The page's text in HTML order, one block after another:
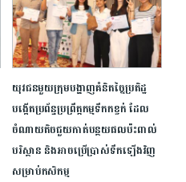
យុវជនមួយក្រុមបង្ហាញគំនិតច្នៃប្រតិដ្ឋ
បង្កើតប្រព័ន្ធប្រព្រឹត្តកម្មទឹកកខ្វក់ ដែល
ចំណាយតិច​ជួយកាត់បន្ថយផលប៉ះពាល់
បរិស្ថាន និងអាចប្រើប្រាស់ទឹកឡើងវិញ
សម្រាប់កសិកម្ម